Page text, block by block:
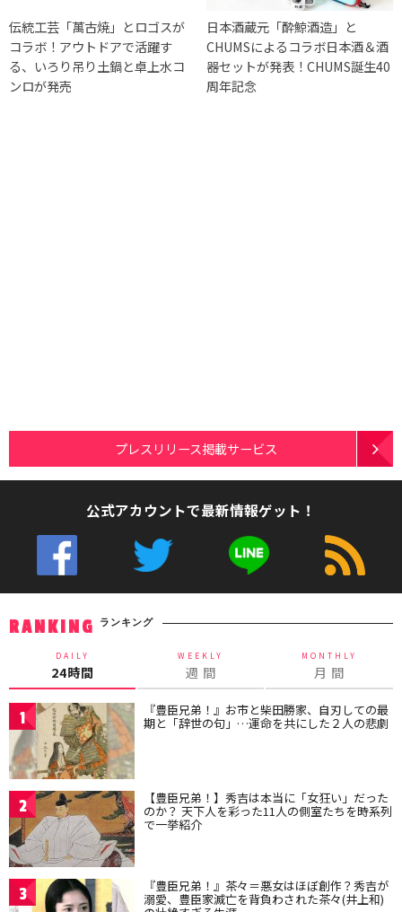
伝統工芸「萬古焼」とロゴスが
コラボ！アウトドアで活躍す
る、いろり吊り土鍋と卓上水コ
ンロが発売
日本酒蔵元「酔鯨酒造」と
CHUMSによるコラボ日本酒＆酒
器セットが発表！CHUMS誕生40
周年記念
プレスリリース掲載サービス
公式アカウントで最新情報ゲット！
RANKING ランキング
DAILY
24時間
WEEKLY
週 間
MONTHLY
月 間
1 『豊臣兄弟！』お市と柴田勝家、自刃しての最
期と「辞世の句」…運命を共にした２人の悲劇
2 【豊臣兄弟！】秀吉は本当に「女狂い」だった
のか？ 天下人を彩った11人の側室たちを時系列
で一挙紹介
3 『豊臣兄弟！』茶々＝悪女はほぼ創作？秀吉が
溺愛、豊臣家滅亡を背負わされた茶々(井上和)